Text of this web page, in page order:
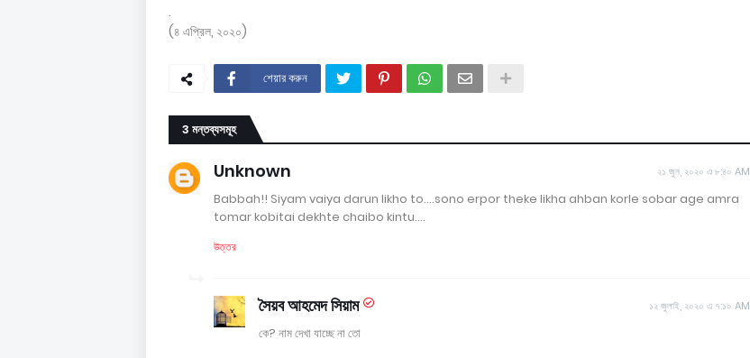
.
(৪ এপ্রিল, ২০২০)
শেয়ার করুন
3 মন্তব্যসমূহ
Unknown ২১ জুন, ২০২০ এ ৮:৪০ AM
Babbah!! Siyam vaiya darun likho to....sono erpor theke likha ahban korle sobar age amra
tomar kobitai dekhte chaibo kintu....
উত্তর
সৈয়ব আহমেদ সিয়াম ১২ জুলাই, ২০২০ এ ৭:১০ AM
কে? নাম দেখা যাচ্ছে না তো